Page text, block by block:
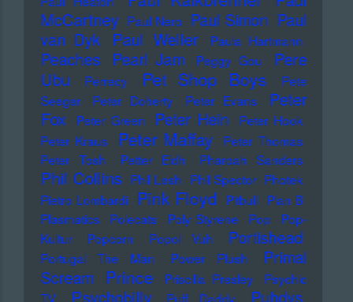
McCartney Paul Nero Paul Simon Paul
van Dyk Paul Weller Paula Hartmann
Peaches Pearl Jam Peggy Gou
Pere
Ubu
Perrecy Pet Shop Boys
Pete
Seeger
Peter Doherty Peter Evans
Peter
Fox
Peter Green Peter Hein
Peter Hook
Peter Kraus
Peter Maffay
Peter Thomas
Peter Tosh
Petter Eldh Pharoah Sanders
Phil Collins Phil Lesh Phil Spector Photek
Pietro Lombardi
Pink Floyd Pitbull Plan B
Plasmatics
Polecats Poly Styrene Pop
Pop-
Kultur
Popcorn Popol Vuh Portishead
Portugal The Man Power Plush
Primal
Scream
Prince Priscilla Presley
Psychic
TV
Psychobilly Puff Daddy